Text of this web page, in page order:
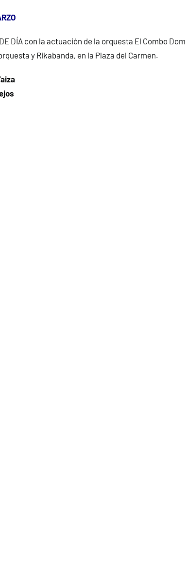
DE DÍA con la actuación de la orquesta El Combo
y Rikabanda, en la Plaza del Carmen.